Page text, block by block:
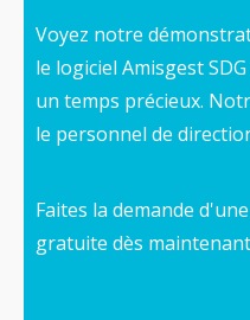
Voyez notre
le logiciel Amisgest
un temps précieux.
le personnel de
Faites la demande
gratuite dès